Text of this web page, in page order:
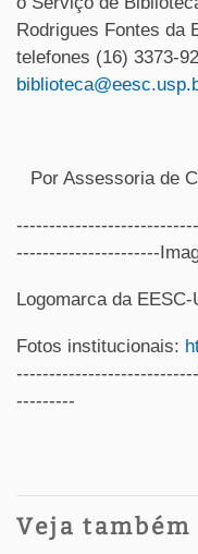
Rodrigues Fontes da
telefones (16) 3373-
Por Assessoria de
----------------------
Logomarca da EESC-
Fotos institucionais:
---------
Veja também